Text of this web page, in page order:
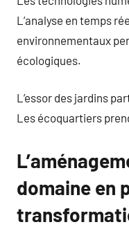
L’analyse en temps
environnementaux
écologiques.
L’essor des jardins
Les écoquartiers
domaine en